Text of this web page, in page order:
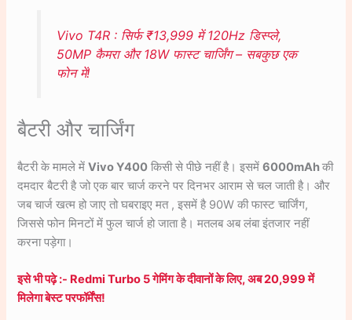
Vivo T4R : सिर्फ ₹13,999 में 120Hz डिस्प्ले,
50MP कैमरा और 18W फास्ट चार्जिंग – सबकुछ एक
फोन में!
बैटरी और चार्जिंग
बैटरी के मामले मेंVivo Y400 किसी से पीछे नहीं है। इसमें6000mAhकी
दमदार बैटरी है जो एक बार चार्ज करने पर दिनभर आराम से चल जाती है। और
जब चार्ज खत्म हो जाए तो घबराइए मत , इसमें है 90W की फास्ट चार्जिंग,
जिससे फोन मिनटों में फुल चार्ज हो जाता है। मतलब अब लंबा इंतजार नहीं
करना पड़ेगा।
इसे भी पढ़े :- Redmi Turbo 5 गेमिंग के दीवानों के लिए, अब 20,999 में
मिलेगा बेस्ट परफॉर्मेंस!